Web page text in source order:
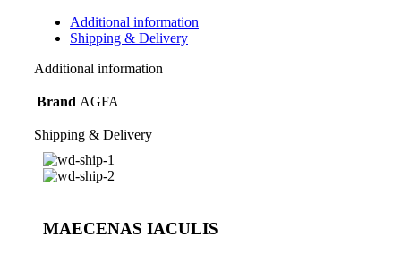
Additional information
Shipping & Delivery
Additional information
Brand AGFA
Shipping & Delivery
MAECENAS IACULIS